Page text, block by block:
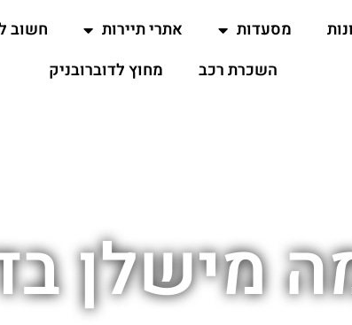
מסעדות אתרי תיירות חשוב
השכרת רכב
מחוץ לדוברובניק
מישלן